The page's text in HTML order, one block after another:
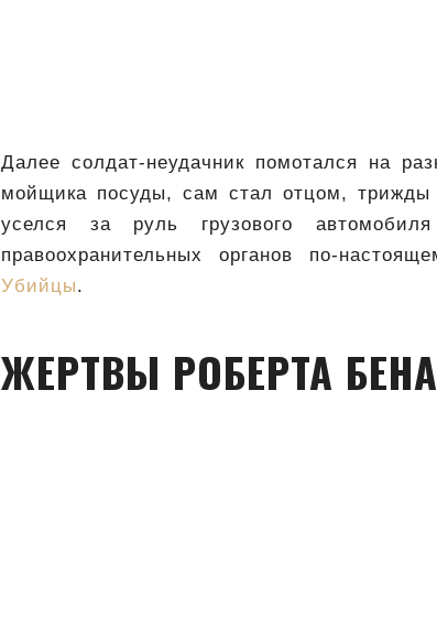
Далее солдат-неудачник помотался на
мойщика посуды, сам стал отцом, трижды
уселся за руль грузового
правоохранительных органов по-
Убийцы.
ЖЕРТВЫ РОБЕРТА